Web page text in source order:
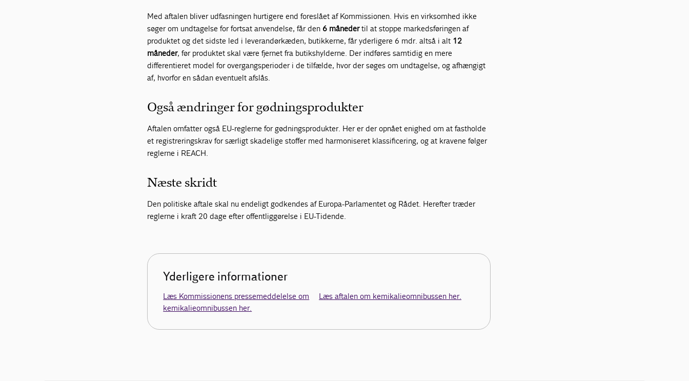
Med aftalen bliver udfasningen hurtigere end foreslået af Kommissionen. Hvis en virksomhed ikke
søger om undtagelse for fortsat anvendelse, får den 6 månedertil at stoppe markedsføringen af
produktet og det sidste led i leverandørkæden, butikkerne, får yderligere 6 mdr. altså i alt 12
måneder, før produktet skal være fjernet fra butikshylderne. Der indføres samtidig en mere
differentieret model for overgangsperioder i de tilfælde, hvor der søges om undtagelse, og afhængigt
af, hvorfor en sådan eventuelt afslås.
Også ændringer for gødningsprodukter
Aftalen omfatter også EU-reglerne for gødningsprodukter. Her er der opnået enighed om at fastholde
et registreringskrav for særligt skadelige stoffer med harmoniseret klassificering, og at kravene følger
reglerne i REACH.
Næste skridt
Den politiske aftale skal nu endeligt godkendes af Europa-Parlamentet og Rådet. Herefter træder
reglerne i kraft 20 dage efter offentliggørelse i EU-Tidende.
Yderligere informationer
Læs Kommissionens pressemeddelelse om
kemikalieomnibussen her.
Læs aftalen om kemikalieomnibussen her.